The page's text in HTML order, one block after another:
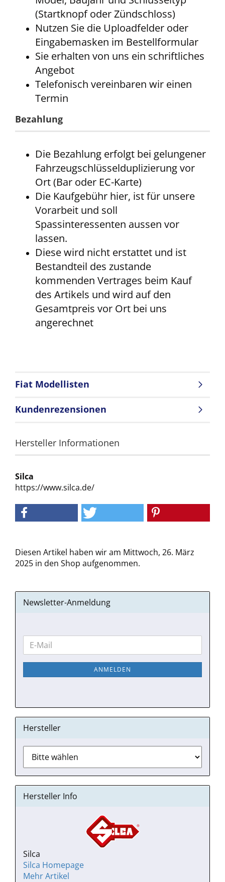
(Startknopf oder Zündschloss)
Nutzen Sie die Uploadfelder oder
Eingabemasken im Bestellformular
Sie erhalten von uns ein schriftliches
Angebot
Telefonisch vereinbaren wir einen
Termin
Bezahlung
Die Bezahlung erfolgt bei gelungener
Fahrzeugschlüsselduplizierung vor
Ort (Bar oder EC-Karte)
Die Kaufgebühr hier, ist für unsere
Vorarbeit und soll
Spassinteressenten aussen vor
lassen.
Diese wird nicht erstattet und ist
Bestandteil des zustande
kommenden Vertrages beim Kauf
des Artikels und wird auf den
Gesamtpreis vor Ort bei uns
angerechnet
Fiat Modellisten
Kundenrezensionen
Hersteller Informationen
Silca
https://www.silca.de/
Diesen Artikel haben wir am Mittwoch, 26. März
2025 in den Shop aufgenommen.
Newsletter-Anmeldung
WEITER
ZUR
NEWSLETTER-
E-
Mail
ANMELDEN
Hersteller
Hersteller Info
Silca
Silca Homepage
Mehr Artikel